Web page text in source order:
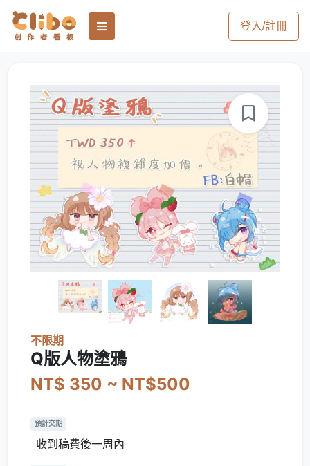
登入/註冊
不限期
Q版人物塗鴉
NT$ 350 ~ NT$500
預計交期
收到稿費後一周內